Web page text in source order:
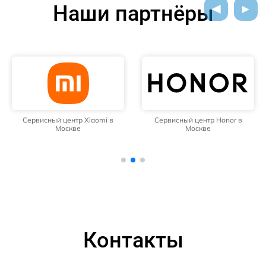
Наши партнёры
Сервисный центр Xiaomi в
Москве
Сервисный центр Honor в
Москве
Контакты